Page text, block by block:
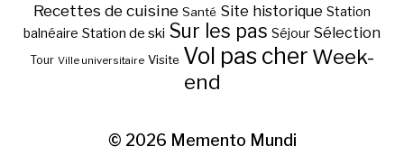
Recettes de cuisine Santé Site historique Station
balnéaire Station de ski Sur les pas Séjour Sélection
Tour Ville universitaire Visite Vol pas cher Week-
end
© 2026 Memento Mundi